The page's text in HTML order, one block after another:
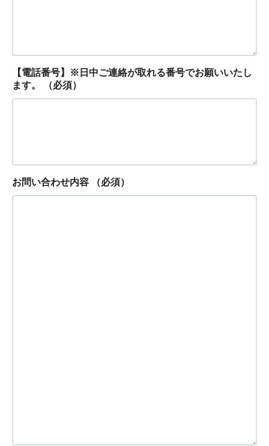
【電話番号】※日中ご連絡が取れる番号でお願いいたし
ます。
（必須）
お問い合わせ内容 （必須）